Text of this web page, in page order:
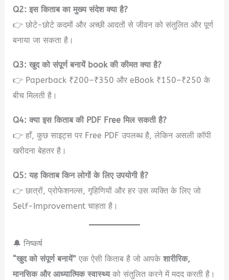
Q2: इस किताब का मुख्य संदेश क्या है?
👉 छोटे-छोटे कदमों और अच्छी आदतों से जीवन को संतुलित और पूर्ण
बनाया जा सकता है।
Q3: खुद को संपूर्ण बनायें book की कीमत क्या है?
👉 Paperback ₹200–₹350 और eBook ₹150–₹250 के
बीच मिलती है।
Q4: क्या इस किताब की PDF Free मिल सकती है?
👉 हाँ, कुछ साइट्स पर Free PDF उपलब्ध है, लेकिन असली कॉपी
खरीदना बेहतर है।
Q5: यह किताब किन लोगों के लिए उपयोगी है?
👉 छात्रों, प्रोफेशनल्स, गृहिणियों और हर उस व्यक्ति के लिए जो
Self-Improvement चाहता है।
🔔 निष्कर्ष
“खुद को संपूर्ण बनायें” एक ऐसी किताब है जो आपकेशारीरिक,
मानसिक और आध्यात्मिक स्वास्थ्यको संतुलित करने में मदद करती है।